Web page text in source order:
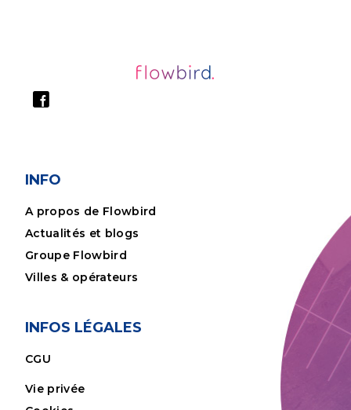
INFO
A propos de Flowbird
Actualités et blogs
Groupe Flowbird
Villes & opérateurs
INFOS LÉGALES
CGU
Vie privée